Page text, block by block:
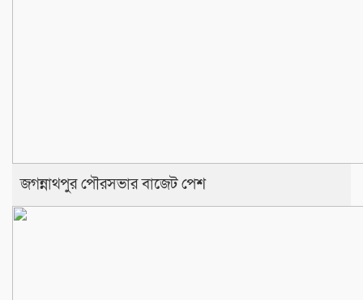
জগন্নাথপুর পৌরসভার বাজেট পেশ